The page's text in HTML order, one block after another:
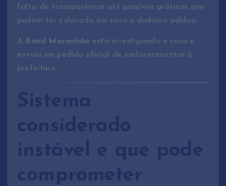
falta de transparência até possíveis práticas que
podem ter colocado em risco o dinheiro público.
A Band Maranhão está investigando o caso e
enviou um pedido oficial de esclarecimentos à
prefeitura.
Sistema
considerado
instável e que pode
comprometer